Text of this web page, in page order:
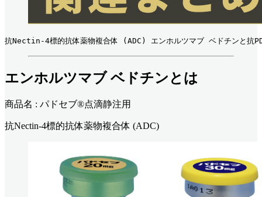
抗Nectin-4標的抗体薬物複合体 (ADC) エンホルツマブ ベドチンと抗
エンホルツマブ ベドチンとは
商品名 : パドセブ®点滴静注用
抗Nectin-4標的抗体薬物複合体 (ADC)